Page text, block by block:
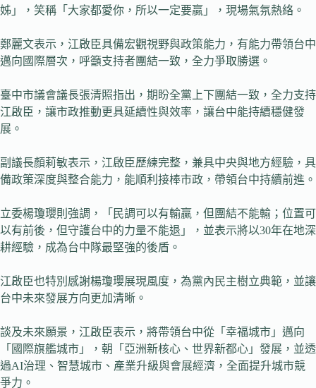
姊」，笑稱「大家都愛你，所以一定要贏」，現場氣氛熱絡。
鄭麗文表示，江啟臣具備宏觀視野與政策能力，有能力帶領台中
邁向國際層次，呼籲支持者團結一致，全力爭取勝選。
臺中市議會議長張清照指出，期盼全黨上下團結一致，全力支持
江啟臣，讓市政推動更具延續性與效率，讓台中能持續穩健發
展。
副議長顏莉敏表示，江啟臣歷練完整，兼具中央與地方經驗，具
備政策深度與整合能力，能順利接棒市政，帶領台中持續前進。
立委楊瓊瓔則強調，「民調可以有輸贏，但團結不能輸；位置可
以有前後，但守護台中的力量不能退」，並表示將以30年在地深
耕經驗，成為台中隊最堅強的後盾。
江啟臣也特別感謝楊瓊瓔展現風度，為黨內民主樹立典範，並讓
台中未來發展方向更加清晰。
談及未來願景，江啟臣表示，將帶領台中從「幸福城市」邁向
「國際旗艦城市」，朝「亞洲新核心、世界新都心」發展，並透
過AI治理、智慧城市、產業升級與會展經濟，全面提升城市競
爭力。